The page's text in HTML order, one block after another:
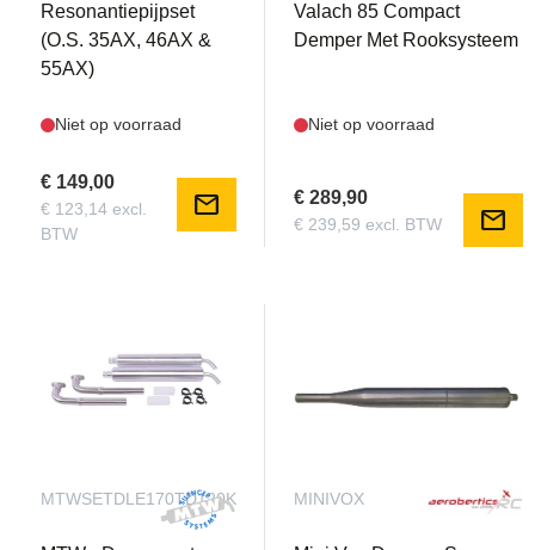
Resonantiepijpset
(O.S. 35AX, 46AX &
55AX)
Niet op voorraad
€ 149,00
€ 123,14 excl.
BTW
mail
Valach 85 Compact
Demper Met Rooksysteem
Niet op voorraad
€ 289,90
€ 239,59 excl. BTW mail
MTWSETDLE170TD120K MINIVOX